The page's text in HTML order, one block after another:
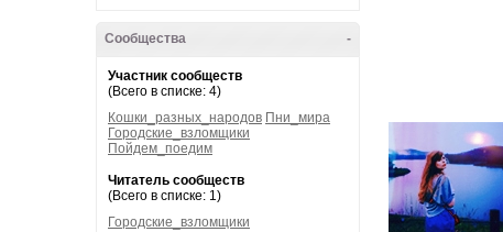
-
Сообщества
Участник сообществ
(Всего в списке: 4)
Кошки_разных_народов Пни_мира
Городские_взломщики
Пойдем_поедим
Читатель сообществ
(Всего в списке: 1)
Городские_взломщики